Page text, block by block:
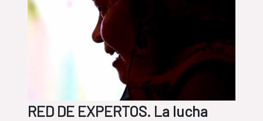
RED DE EXPERTOS. La lucha